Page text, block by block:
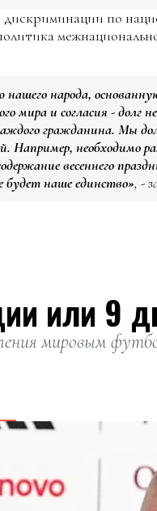
дискриминации по
народа,
мира и согласия - долг
гражданина. Мы
Например, необходимо
весеннего
будет наше единство», -
или 9
мировым